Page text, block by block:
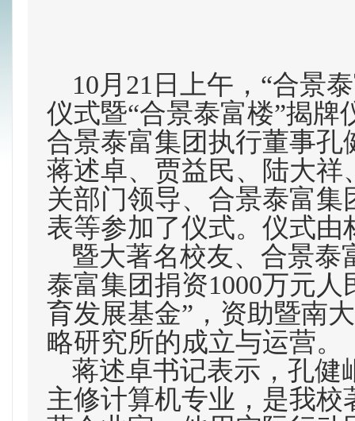
10月21日
上午，“合景
仪式暨“合景泰富楼”揭牌
合景泰富集团执行董事
蒋述卓、贾益民、陆大
关部门领导、合景泰富
表等参加了仪式。仪式由
暨大著名校友、合景泰
泰富集团捐资1000万元
育发展基金”，资助暨南
略研究所的成立与运营。
蒋述卓书记表示，孔健
主修计算机专业，是我